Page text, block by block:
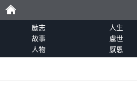
勵
勵志 人生
故事
處世
人物
感恩